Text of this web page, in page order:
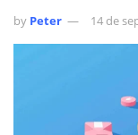
by Peter 14 de